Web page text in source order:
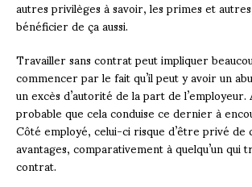
autres privilèges à savoir, les primes et
bénéficier de ça aussi.
Travailler sans contrat peut impliquer
commencer par le fait qu’il peut y avoir un
un excès d’autorité de la part de
probable que cela conduise ce dernier à
Côté employé, celui-ci risque d’être privé de
avantages, comparativement à quelqu’un qui
contrat.